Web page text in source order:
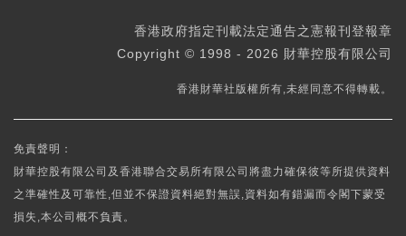
香港政府指定刊載法定通告之憲報刊登報章
Copyright © 1998 - 2026 財華控股有限公司
香港財華社版權所有,未經同意不得轉載。
免責聲明：
財華控股有限公司及香港聯合交易所有限公司將盡力確保彼等所提供資料
之準確性及可靠性,但並不保證資料絕對無誤,資料如有錯漏而令閣下蒙受
損失,本公司概不負責。